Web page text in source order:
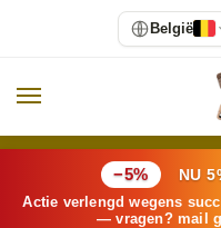
−5% NU
Actie verlengd wegens
— vragen? mail
België